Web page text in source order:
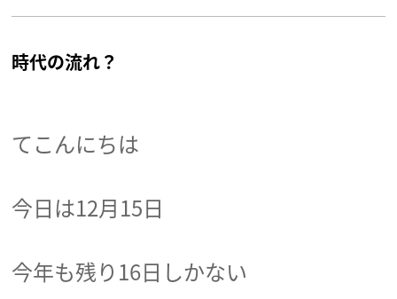
時代の流れ？
てこんにちは
今日は12月15日
今年も残り16日しかない